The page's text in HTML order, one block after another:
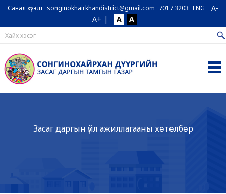
Санал хүсэлт songinokhairkhandistrict@gmail.com 7017 3203 ENG
A-
A+ | A A
Засаг даргын үйл ажиллагааны хөтөлбөр